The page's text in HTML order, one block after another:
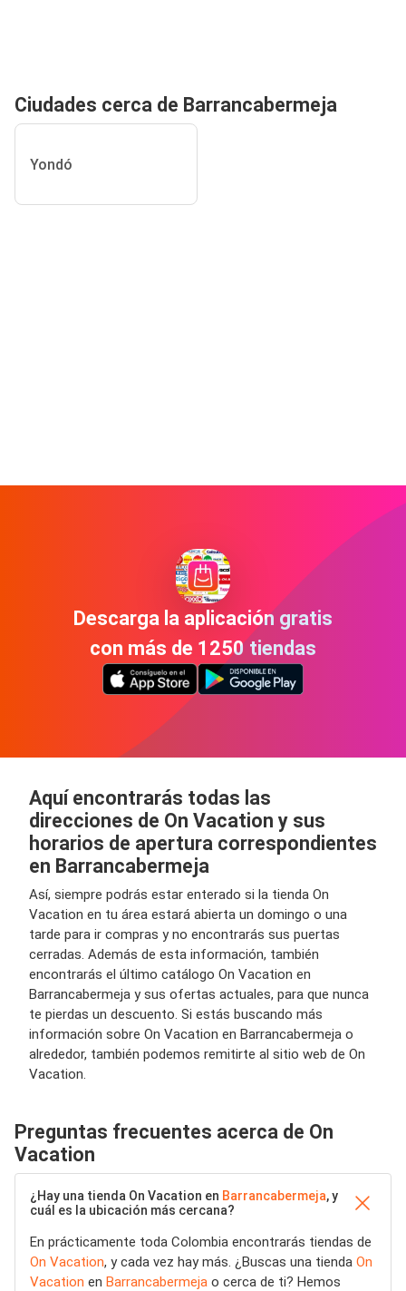
Ciudades cerca de Barrancabermeja
Yondó
Descarga la aplicación gratis
con más de 1250 tiendas
Aquí encontrarás todas las
direcciones de On Vacation y sus
horarios de apertura correspondientes
en Barrancabermeja
Así, siempre podrás estar enterado si la tienda On
Vacation en tu área estará abierta un domingo o una
tarde para ir compras y no encontrarás sus puertas
cerradas. Además de esta información, también
encontrarás el último catálogo On Vacation en
Barrancabermeja y sus ofertas actuales, para que nunca
te pierdas un descuento. Si estás buscando más
información sobre On Vacation en Barrancabermeja o
alrededor, también podemos remitirte al sitio web de On
Vacation.
Preguntas frecuentes acerca de On
Vacation
¿Hay una tienda On Vacation en Barrancabermeja, y
cuál es la ubicación más cercana?
En prácticamente toda Colombia encontrarás tiendas de
On Vacation, y cada vez hay más. ¿Buscas una tienda On
Vacation en Barrancabermeja o cerca de ti? Hemos